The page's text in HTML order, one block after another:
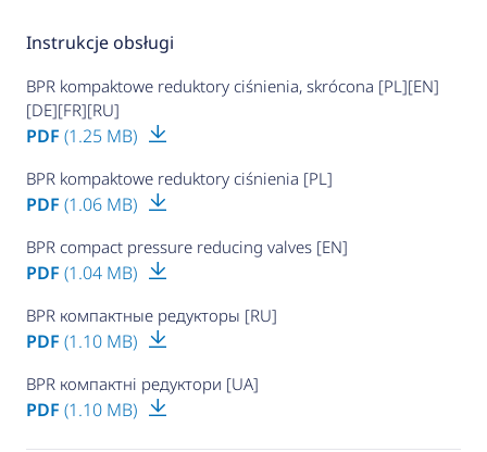
Instrukcje obsługi
BPR kompaktowe reduktory ciśnienia, skrócona [PL][EN]
[DE][FR][RU]
PDF (1.25 MB)
BPR kompaktowe reduktory ciśnienia [PL]
PDF (1.06 MB)
BPR compact pressure reducing valves [EN]
PDF (1.04 MB)
BPR компактные редукторы [RU]
PDF (1.10 MB)
BPR компактні редуктори [UA]
PDF (1.10 MB)